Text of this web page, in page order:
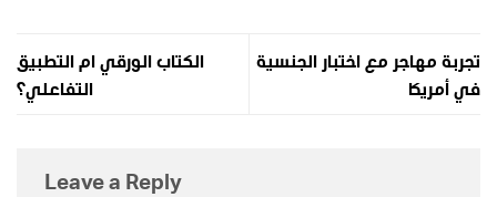
الكتاب الورقي ام التطبيق
التفاعلي؟
تجربة مهاجر مع اختبار الجنسية
في أمريكا
Leave a Reply